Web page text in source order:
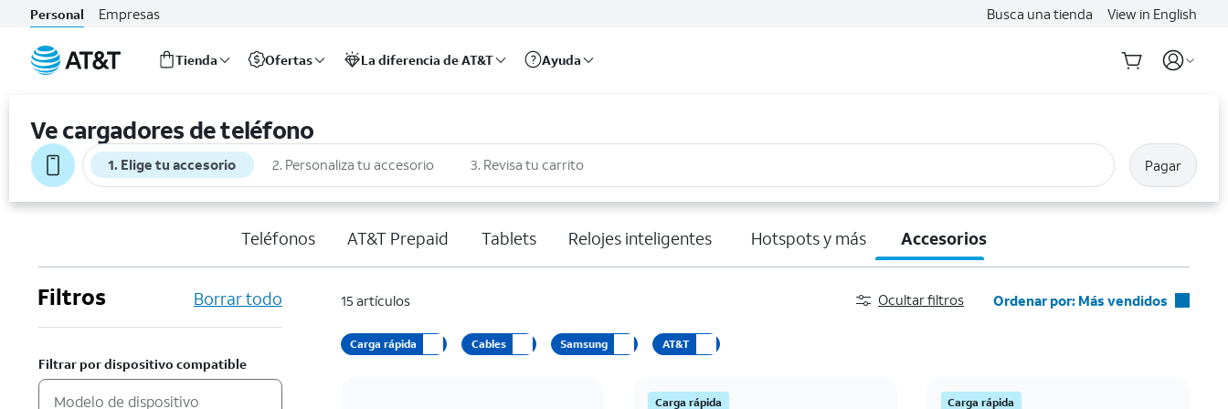
Personal Empresas Busca una tienda View in English
Tienda Ofertas La diferencia de AT&T Ayuda
Ve cargadores de teléfono
1. Elige tu accesorio 2. Personaliza tu accesorio 3. Revisa tu carrito Pagar
Teléfonos AT&T Prepaid Tablets Relojes inteligentes Hotspots y más Accesorios
Filtros Borrar todo
Filtrar por dispositivo compatible
15 artículos Ocultar filtros
Ordenar por: Más vendidos
Carga rápida Cables Samsung AT&T
Carga rápida Carga rápida